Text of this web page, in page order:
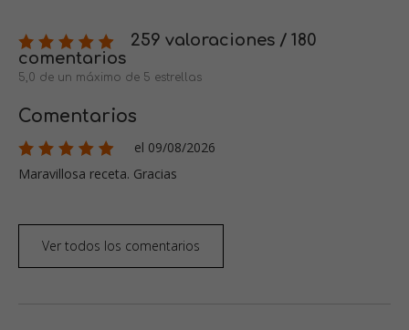
259 valoraciones / 180
comentarios
5,0 de un máximo de 5 estrellas
Comentarios
el 09/08/2026
Maravillosa receta. Gracias
Ver todos los comentarios